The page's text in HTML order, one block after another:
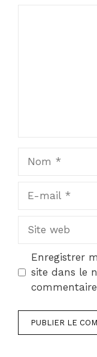
Site
Enregistrer
site dans le